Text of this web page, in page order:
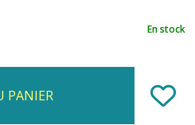
En stock
PANIER